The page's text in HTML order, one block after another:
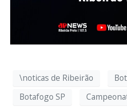
\noticas de Ribeirão
Botafogo SP